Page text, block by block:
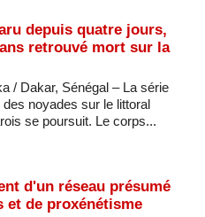
depuis quatre jours,
retrouvé mort sur la
/ Dakar, Sénégal – La série
des noyades sur le littoral
se poursuit. Le corps...
d'un réseau présumé
et de proxénétisme